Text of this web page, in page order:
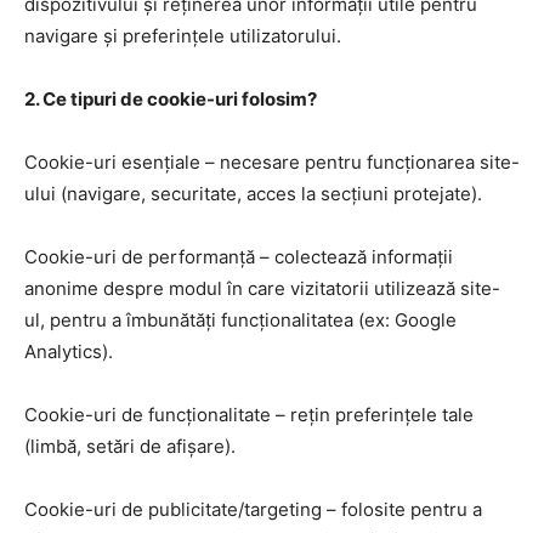
dispozitivului și reținerea unor informații utile pentru
navigare și preferințele utilizatorului.
2. Ce tipuri de cookie-uri folosim?
Cookie-uri esențiale – necesare pentru funcționarea site-
ului (navigare, securitate, acces la secțiuni protejate).
Cookie-uri de performanță – colectează informații
anonime despre modul în care vizitatorii utilizează site-
ul, pentru a îmbunătăți funcționalitatea (ex: Google
Analytics).
Cookie-uri de funcționalitate – rețin preferințele tale
(limbă, setări de afișare).
Cookie-uri de publicitate/targeting – folosite pentru a